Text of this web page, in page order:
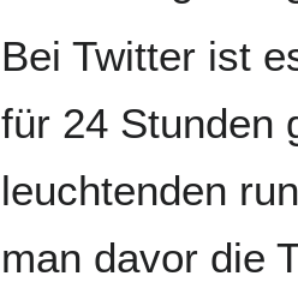
Bei Twitter ist
für 24 Stunden
leuchtenden
man davor die